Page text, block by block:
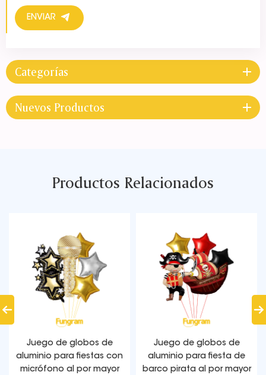
ENVIAR
Categorías
Nuevos Productos
Productos Relacionados
Juego de globos de
aluminio para fiestas con
micrófono al por mayor
Juego de globos de
aluminio para fiesta de
barco pirata al por mayor